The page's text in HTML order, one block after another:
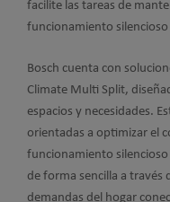
facilite las tareas de
funcionamiento
Bosch cuenta con
Climate Multi Split,
espacios y necesidades.
orientadas a optimizar el
funcionamiento
de forma sencilla a través
demandas del hogar